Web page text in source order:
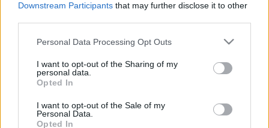
Downstream Participants that may further disclose it to other
Please note that this website/app uses one or more Google
not limited to your visit or usage behaviour. You may click to
grant or deny consent to Google and its third-party tags to
use your data for below specified purposes in below Google
consent section.
Personal Data Processing Opt Outs
I want to opt-out of the Sharing of my
personal data.
Opted In
I want to opt-out of the Sale of my
Personal Data.
Opted In